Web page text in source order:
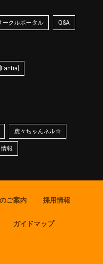
ークルポータル Q&A
虎々ちゃんネル☆
報
ご案内 採用情報
ガイドマップ